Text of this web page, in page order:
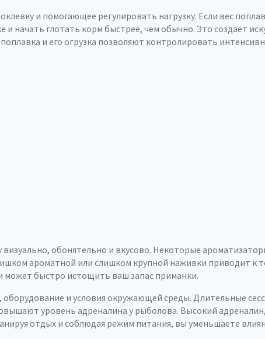
и помогающее регулировать нагрузку. Если вес
и начать глотать корм быстрее, чем обычно. Это создаёт
и его огрузка позволяют контролировать
обонятельно и вкусово. Некоторые
ароматной или слишком крупной наживки приводит к
может быстро истощить ваш запас приманки.
и условия окружающей среды. Длительные
уровень адреналина у рыболова. Высокий
отдых и соблюдая режим питания, вы уменьшаете